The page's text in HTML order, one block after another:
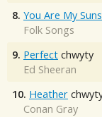
8. You Are My
Folk Songs
9. Perfect chwyty
Ed Sheeran
10. Heather
Conan Gray